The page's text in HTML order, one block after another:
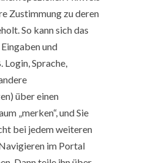
Zustimmung zu deren
So kann sich das
und
Login, Sprache,
über einen
„merken“, und Sie
bei jedem weiteren
im Portal